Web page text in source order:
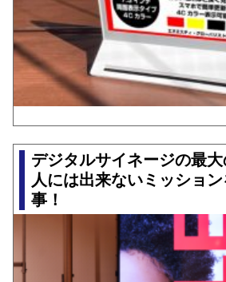
デジタルサイネージの最大
人には出来ないミッショ
事！